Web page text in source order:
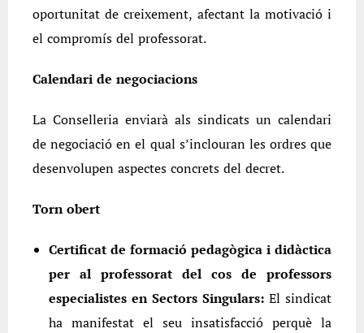
oportunitat de creixement, afectant la motivació i
el compromís del professorat.
Calendari de negociacions
La Conselleria enviarà als sindicats un calendari
de negociació en el qual s’inclouran les ordres que
desenvolupen aspectes concrets del decret.
Torn obert
Certificat de formació pedagògica i didàctica
per al professorat del cos de professors
especialistes en Sectors Singulars: El sindicat
ha manifestat el seu insatisfacció perquè la